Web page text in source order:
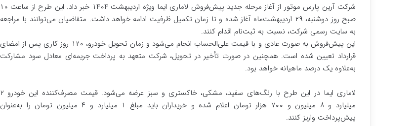
شرکت آرین پارس موتور از آغاز مرحله جدید پیش‌فروش لاماری ایما ویژه اردیبهشت ۱۴۰۴ خبر داد. این طرح از ساعت ۱۰
صبح روز دوشنبه، ۲۹ اردیبهشت‌ماه آغاز شده و تا زمان تکمیل ظرفیت ادامه خواهد داشت. متقاضیان می‌توانند با مراجعه
به سایت رسمی شرکت، نسبت به ثبت‌نام اقدام کنند.
این پیش‌فروش به صورت عادی و با قیمت علی‌الحساب انجام می‌شود و زمان تحویل خودرو، ۱۲۰ روز کاری پس از امضای
قرارداد تعیین شده است. همچنین در صورت تأخیر در تحویل، شرکت متعهد به پرداخت جریمه‌ای معادل سود مشارکت
به‌علاوه یک درصد ماهیانه خواهد بود.
لاماری ایما در این طرح با رنگ‌های سفید، مشکی، خاکستری و سبز عرضه می‌شود. قیمت مصرف‌کننده این خودرو ۲
میلیارد و ۸ میلیون و ۷۰۰ هزار تومان اعلام شده و خریداران باید مبلغ ۱ میلیارد و ۴ میلیون تومان را به‌عنوان
پیش‌پرداخت واریز کنند.